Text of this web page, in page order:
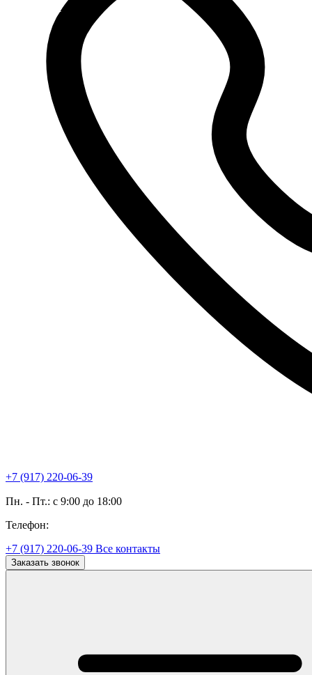
+7 (917) 220-06-39
Пн. - Пт.: с 9:00 до 18:00
Телефон:
+7 (917) 220-06-39 Все контакты
Заказать звонок